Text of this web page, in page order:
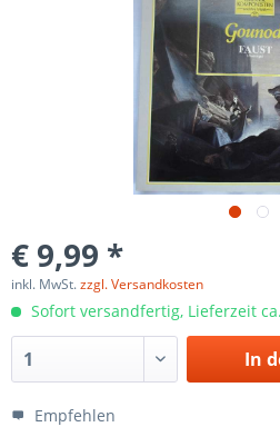
€ 9,99 *
inkl. MwSt.zzgl. Versandkosten
Sofort versandfertig, Lieferzeit
In
Empfehlen